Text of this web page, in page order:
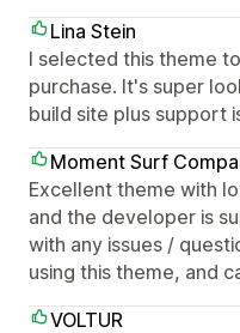
Lina Stein
I selected this theme
purchase. It's super
build site plus support
Moment Surf
Excellent theme with
and the developer is
with any issues /
using this theme, and
VOLTUR